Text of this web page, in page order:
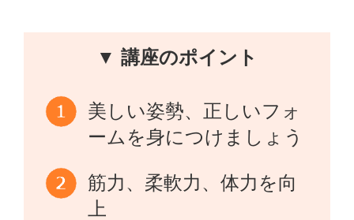
▼ 講座のポイント
美しい姿勢、正しいフォ
ームを身につけましょう
筋力、柔軟力、体力を向
上